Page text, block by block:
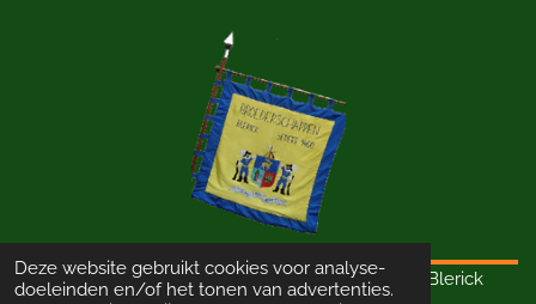
Deze website gebruikt cookies voor analyse-
doeleinden en/of het tonen van advertenties.
© 2023 - 2026 Schutterij Sint Thomas van Aquino Blerick